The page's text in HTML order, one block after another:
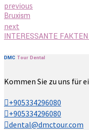
previous
Bruxism
next
INTERESSANTE
DMC Tour Dental
Kommen Sie zu uns für
+905334296080
+905334296080
dental@dmctour.com